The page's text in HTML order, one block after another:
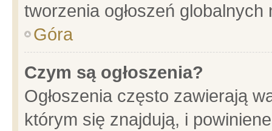
tworzenia ogłoszeń
Góra
Czym są ogłoszenia?
Ogłoszenia często zawierają
którym się znajdują, i